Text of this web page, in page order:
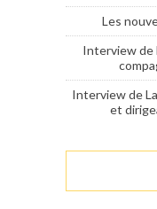
Les
Interview de
Interview de
et